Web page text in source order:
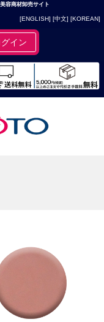
容商材卸売サイト
[ENGLISH] [中文] [KOREAN]
イン